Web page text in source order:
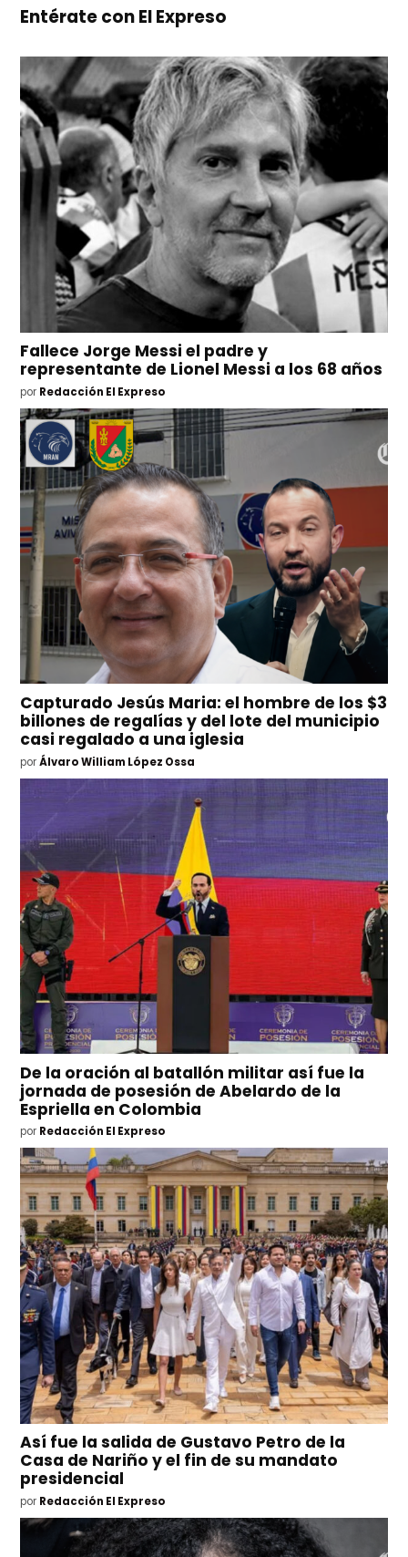
Entérate con El Expreso
Fallece Jorge Messi el padre y
representante de Lionel Messi a los 68 años
por Redacción El Expreso
Capturado Jesús Maria: el hombre de los $3
billones de regalías y del lote del municipio
casi regalado a una iglesia
por Álvaro William López Ossa
De la oración al batallón militar así fue la
jornada de posesión de Abelardo de la
Espriella en Colombia
por Redacción El Expreso
Así fue la salida de Gustavo Petro de la
Casa de Nariño y el fin de su mandato
presidencial
por Redacción El Expreso